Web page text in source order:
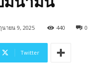
นายน 9, 2025 440 0
Twitter